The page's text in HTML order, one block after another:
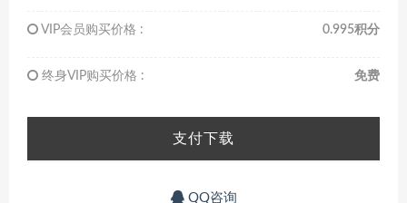
VIP会员购买价格 : 0.995积分
终身VIP购买价格 : 免费
支付下载
QQ咨询